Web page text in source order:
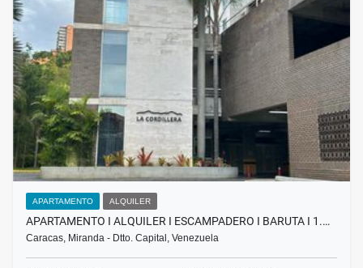
APARTAMENTO ALQUILER
APARTAMENTO I ALQUILER I ESCAMPADERO I BARUTA I 1.…
Caracas, Miranda - Dtto. Capital, Venezuela